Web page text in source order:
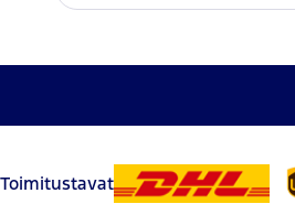
Toimitustavat